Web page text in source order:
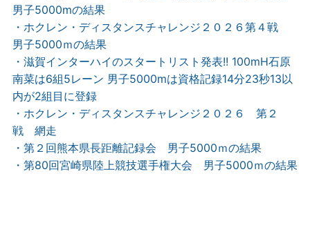
男子5000mの結果
・ホクレン・ディスタンスチャレンジ２０２６第４戦
男子5000ｍの結果
・滋賀インターハイのスタートリスト発表!! 100mH石原
南菜は6組5レーン 男子5000mは資格記録14分23秒13以
内が2組目に登録
・ホクレン・ディスタンスチャレンジ２０２６ 第２
戦 網走
・第２回熊本県長距離記録会 男子5000ｍの結果
・第80回宮崎県陸上競技選手権大会 男子5000ｍの結果